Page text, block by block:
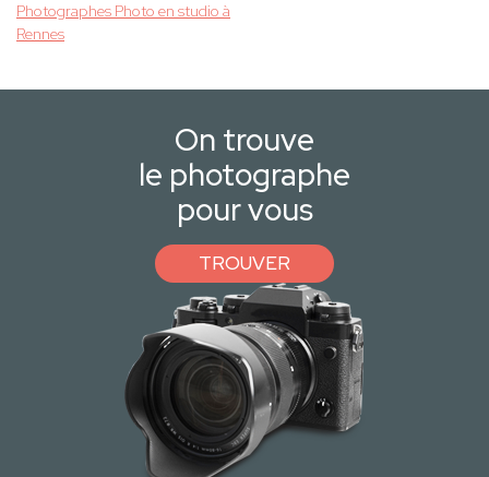
Photographes Photo en studio à
Rennes
On trouve
le photographe
pour vous
TROUVER